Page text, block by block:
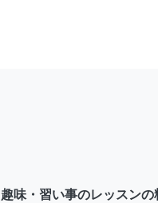
趣味・習い事のレッスンの